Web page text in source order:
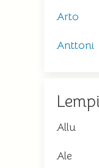
Arto
Anttoni
Allu
Ale